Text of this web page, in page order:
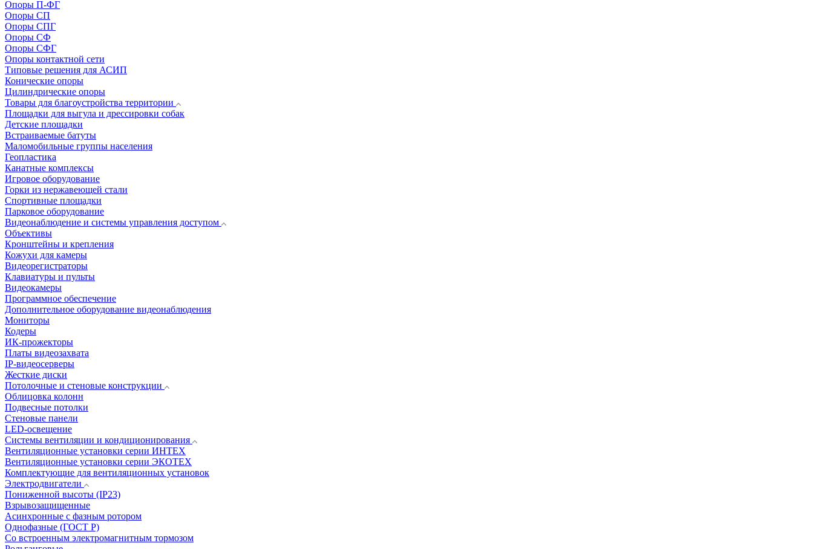
Опоры П-ФГ
Опоры СП
Опоры СПГ
Опоры СФ
Опоры СФГ
Опоры контактной сети
Типовые решения для АСИП
Конические опоры
Цилиндрические опоры
Товары для благоустройства территории
Площадки для выгула и дрессировки собак
Детские площадки
Встраиваемые батуты
Маломобильные группы населения
Геопластика
Канатные комплексы
Игровое оборудование
Горки из нержавеющей стали
Спортивные площадки
Парковое оборудование
Видеонаблюдение и системы управления доступом
Объективы
Кронштейны и крепления
Кожухи для камеры
Видеорегистраторы
Клавиатуры и пульты
Видеокамеры
Программное обеспечение
Дополнительное оборудование видеонаблюдения
Мониторы
Кодеры
ИК-прожекторы
Платы видеозахвата
IP-видеосерверы
Жесткие диски
Потолочные и стеновые конструкции
Облицовка колонн
Подвесные потолки
Стеновые панели
LED-освещение
Системы вентиляции и кондиционирования
Вентиляционные установки серии ИНТЕХ
Вентиляционные установки серии ЭКОТЕХ
Комплектующие для вентиляционных установок
Электродвигатели
Пониженной высоты (IP23)
Взрывозащищенные
Асинхронные с фазным ротором
Однофазные (ГОСТ Р)
Со встроенным электромагнитным тормозом